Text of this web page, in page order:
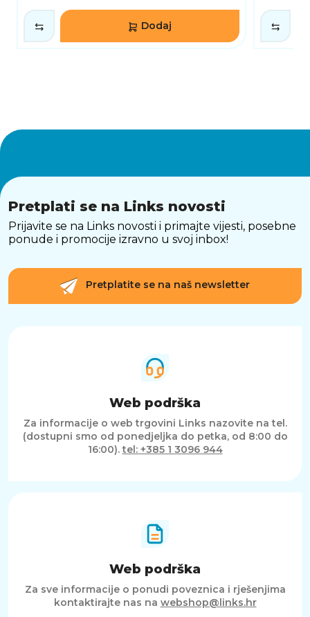
Korištenjem Corsair iCUE softvera, korisnici
mogu prilagoditi svaku funkciju tipkovnice –
Tipkovnica dolazi i s internom memorijom za
SAŽETAK
Corsair K70 PRO TKL Hall Effect je vrhunska
mehanička tipkovnica za zahtjevne gamere i
prilagodbu, Rapid Trigger opciju, otpornu PBT
izradu i kompaktnu TKL formu, pruža
maksimalne performanse, izdržljivost i
Dodaj
Pretplati se na Links novosti
Prijavite se na Links novosti i primajte vijesti, posebne
ponude i promocije izravno u svoj inbox!
Pretplatite se na naš newsletter
Web podrška
Za informacije o web trgovini Links nazovite na tel.
(dostupni smo od ponedjeljka do petka, od 8:00 do
16:00).tel: +385 1 3096 944
Web podrška
Za sve informacije o ponudi poveznica i rješenjima
kontaktirajte nas na webshop@links.hr